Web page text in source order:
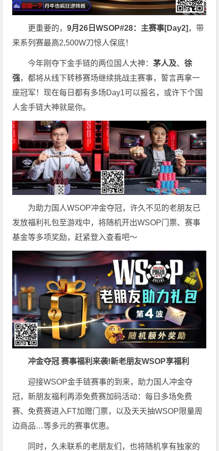
更重要的，9月26日WSOP#28：主赛事[Day2] ，带
来系列赛最高2,500W刀惊人保底！
今年刚夺下金手链的两位国人大神： 茅人及、徐
强，都将从线下转移赛场继续挑战主赛事，誓言再拿一
座冠军！现在每日都有多场Day1可以报名，或许下个国
人金手链大神就是你。
为助力国人WSOP冲金夺冠，许久不见的老朋友已
发放福利礼包至游戏中，将随机开出WSOP门票、赛事
基金等多项奖励，赶紧登入查看吧～
冲金夺冠 赛事福利来袭!新老朋友WSOP享福利
迎接WSOP金手链赛事的到来，助力国人冲金夺
冠，新朋友福利再添免费赛加码活动：每日多场免费
赛、免费赛进入FT加赠门票，以及天天抽WSOP限量周
边商品…等多元的赛事优惠。
同时，久未联系的老朋友们，也将随机享有独家的